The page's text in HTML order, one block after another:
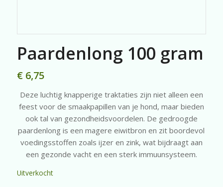
Paardenlong 100 gram
€6,75
Deze luchtig knapperige traktaties zijn niet alleen een
feest voor de smaakpapillen van je hond, maar bieden
ook tal van gezondheidsvoordelen. De gedroogde
paardenlong is een magere eiwitbron en zit boordevol
voedingsstoffen zoals ijzer en zink, wat bijdraagt aan
een gezonde vacht en een sterk immuunsysteem.
Uitverkocht